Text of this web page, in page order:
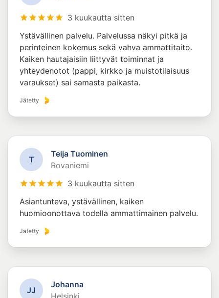
3 kuukautta sitten
Ystävällinen palvelu. Palvelussa näkyi pitkä ja
perinteinen kokemus sekä vahva ammattitaito.
Kaiken hautajaisiin liittyvät toiminnat ja
yhteydenotot (pappi, kirkko ja muistotilaisuus
varaukset) sai samasta paikasta.
Jätetty
T
Teija Tuominen
Rovaniemi
3 kuukautta sitten
Asiantunteva, ystävällinen, kaiken
huomioonottava todella ammattimainen palvelu.
Jätetty
JJ
Johanna
Helsinki